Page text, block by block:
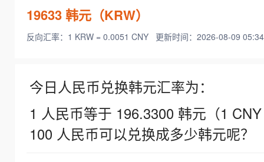
19633韩元（KRW）
反向汇率：1 KRW = 0.0051 CNY 更新时间：2026-08-09
今日人民币兑换韩元汇率为：
1 人民币等于 196.3300 韩元（1
100 人民币可以兑换成多少韩元呢？